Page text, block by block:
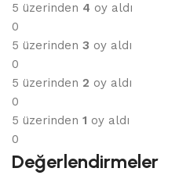
5 üzerinden 4 oy aldı
0
5 üzerinden 3 oy aldı
0
5 üzerinden 2 oy aldı
0
5 üzerinden 1 oy aldı
0
Değerlendirmeler